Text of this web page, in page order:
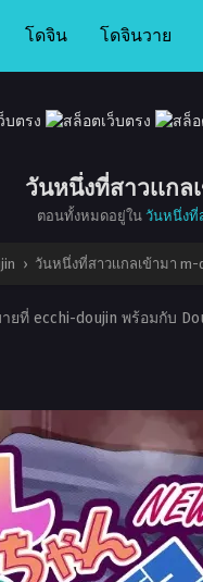
โดจิน โดจินวาย
วันหนึ่งที่สาวเเกล
ตอนทั้งหมดอยู่ใน วันหนึ่งที่
› วันหนึ่งที่สาวเเกลเข้ามา m-
ยที่ ecchi-doujin พร้อมกับ